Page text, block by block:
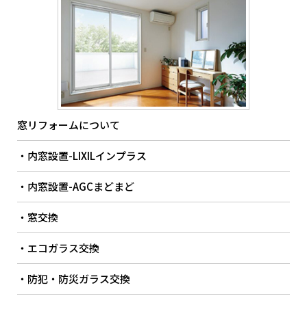
窓リフォームについて
・内窓設置-LIXILインプラス
・内窓設置-AGCまどまど
・窓交換
・エコガラス交換
・防犯・防災ガラス交換